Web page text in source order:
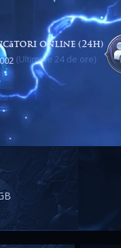
online (24h)
002 (Ultimele 24 de ore)